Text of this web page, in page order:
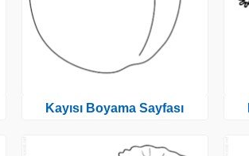
Kayısı Boyama Sayfası